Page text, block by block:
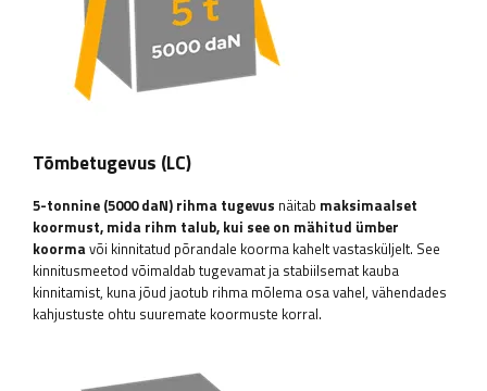
Tõmbetugevus (LC)
5-tonnine (5000 daN) rihma tugevus näitab maksimaalset
koormust, mida rihm talub, kui see on mähitud ümber
koormavõi kinnitatud põrandale koorma kahelt vastasküljelt. See
kinnitusmeetod võimaldab tugevamat ja stabiilsemat kauba
kinnitamist, kuna jõud jaotub rihma mõlema osa vahel, vähendades
kahjustuste ohtu suuremate koormuste korral.